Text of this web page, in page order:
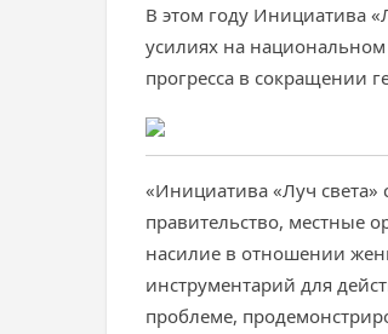
В этом году Инициатива
усилиях на
прогресса в сокращении
«Инициатива «Луч
правительство, местные
насилие в отношении
инструментарий для
проблеме,